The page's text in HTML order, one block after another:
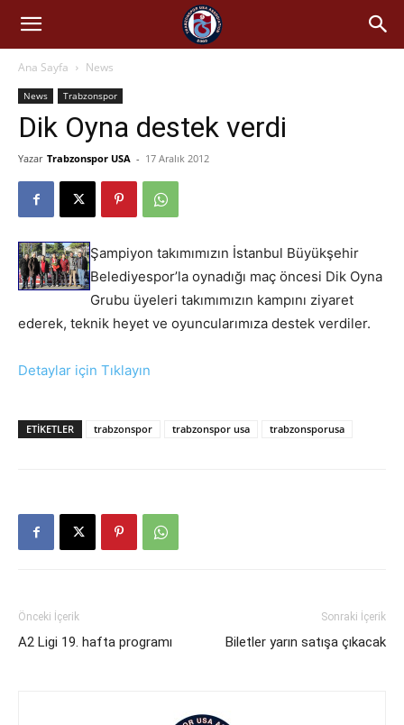
Ana Sayfa News
News Trabzonspor
Dik Oyna destek verdi
Yazar Trabzonspor USA - 17 Aralık 2012
Şampiyon takımımızın İstanbul Büyükşehir
Belediyespor’la oynadığı maç öncesi Dik Oyna
Grubu üyeleri takımımızın kampını ziyaret
ederek, teknik heyet ve oyuncularımıza destek verdiler.
Detaylar için Tıklayın
ETIKETLER trabzonspor trabzonspor usa trabzonsporusa
Önceki İçerik
A2 Ligi 19. hafta programı
Sonraki İçerik
Biletler yarın satışa çıkacak